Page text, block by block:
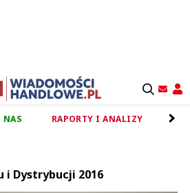
NAS RAPORTY I ANALIZY
i Dystrybucji 2016